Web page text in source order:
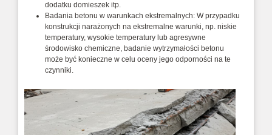
dodatku domieszek itp.
Badania betonu w warunkach ekstremalnych: W przypadku
konstrukcji narażonych na ekstremalne warunki, np. niskie
temperatury, wysokie temperatury lub agresywne
środowisko chemiczne, badanie wytrzymałości betonu
może być konieczne w celu oceny jego odporności na te
czynniki.